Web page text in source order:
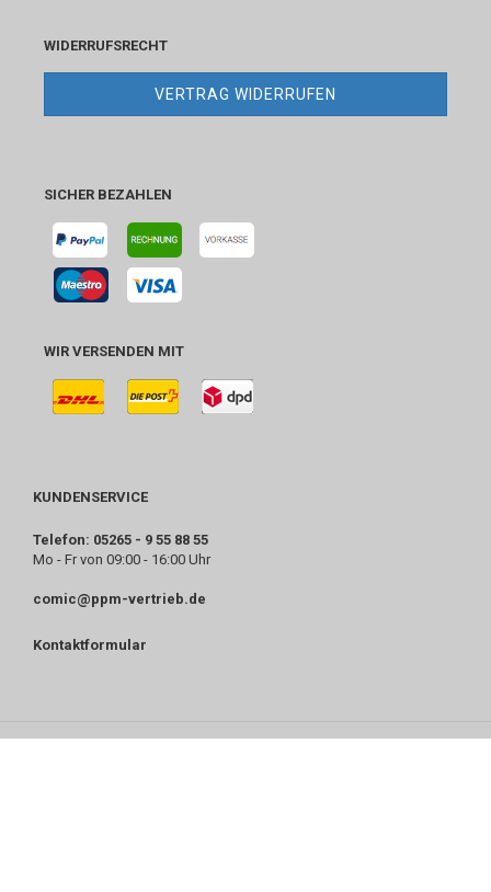
WIDERRUFSRECHT
VERTRAG WIDERRUFEN
SICHER BEZAHLEN
WIR VERSENDEN MIT
KUNDENSERVICE
Telefon: 05265 - 9 55 88 55
Mo - Fr von 09:00 - 16:00 Uhr
comic@ppm-vertrieb.de
Kontaktformular